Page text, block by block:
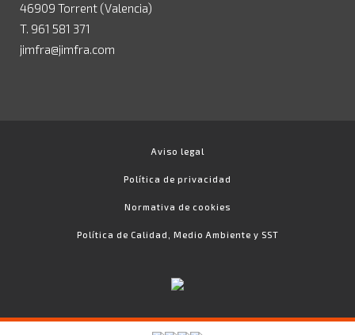
46909 Torrent (Valencia)
T. 961 581 371
jimfra@jimfra.com
Aviso legal
Política de privacidad
Normativa de cookies
Política de Calidad, Medio Ambiente y SST